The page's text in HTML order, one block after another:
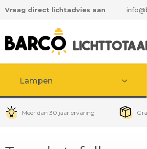
hoofdinhoud
Vraag direct lichtadvies aan
Lampen
Meer dan 30 jaar ervaring